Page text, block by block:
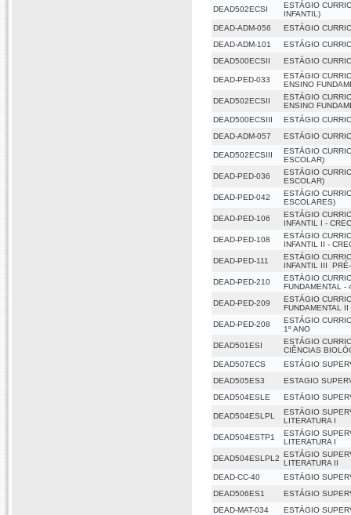
DEAD502ECSI
ESTÁGIO
INFANTIL)
DEAD-ADM-056
ESTÁGIO
DEAD-ADM-101
ESTÁGIO
DEAD500ECSII
ESTÁGIO
DEAD-PED-033
ESTÁGIO
ENSINO
DEAD502ECSII
ESTÁGIO
ENSINO
DEAD500ECSIII
ESTÁGIO
DEAD-ADM-057
ESTÁGIO
DEAD502ECSIII
ESTÁGIO
ESCOLAR)
DEAD-PED-036
ESTÁGIO
ESCOLAR)
DEAD-PED-042
ESTÁGIO
ESCOLARES)
DEAD-PED-106
ESTÁGIO
INFANTIL I -
DEAD-PED-108
ESTÁGIO
INFANTIL II -
DEAD-PED-111
ESTÁGIO
INFANTIL III 
DEAD-PED-210
ESTÁGIO
FUNDAMENTAL -
DEAD-PED-209
ESTÁGIO
FUNDAMENTAL II
DEAD-PED-208
ESTÁGIO
1º ANO
DEAD501ESI
ESTÁGIO
CIÊNCIAS
DEAD507ECS
ESTÁGIO
DEAD505ES3
ESTAGIO
DEAD504ESLE
ESTÁGIO
DEAD504ESLPL
ESTÁGIO
LITERATURA I
DEAD504ESTP1
ESTÁGIO
LITERATURA I
DEAD504ESLPL2 ESTÁGIO
LITERATURA II
DEAD-CC-40
ESTÁGIO
DEAD506ES1
ESTÁGIO
DEAD-MAT-034
ESTÁGIO